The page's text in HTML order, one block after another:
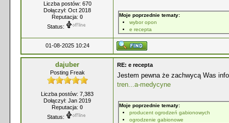
Liczba postów: 670
Dołączył: Oct 2018
Reputacja: 0
Status:
Moje poprzednie tematy:
wybor opon
e recepta
01-08-2025 10:24
dajuber
Posting Freak
Liczba postów: 7,383
Dołączył: Jan 2019
Reputacja: 0
Status:
RE: e recepta
Jestem pewna że zachwycą Was
tren...a-medycyne
Moje poprzednie tematy:
producent ogrodzeń gabionowych
ogrodzenie gabionowe